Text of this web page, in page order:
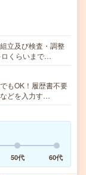
立及び検査・調整
ロくらいまで…
もOK！履歴書不要
どを入力す…
50代 60代